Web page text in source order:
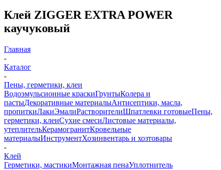
Клей ZIGGER EXTRA POWER
каучуковый
Главная
-
Каталог
-
Пены, герметики, клеи
Водоэмульсионные краскиГрунтыКолера и
пастыДекоративные материалыАнтисептики, масла,
пропиткиЛакиЭмалиРастворителиШпатлевки готовыеПены,
герметики, клеиСухие смесиЛистовые материалы,
утеплительКерамогранитКровельные
материалыИнструментХозинвентарь и хозтовары
-
Клей
Герметики, мастикиМонтажная пенаУплотнитель